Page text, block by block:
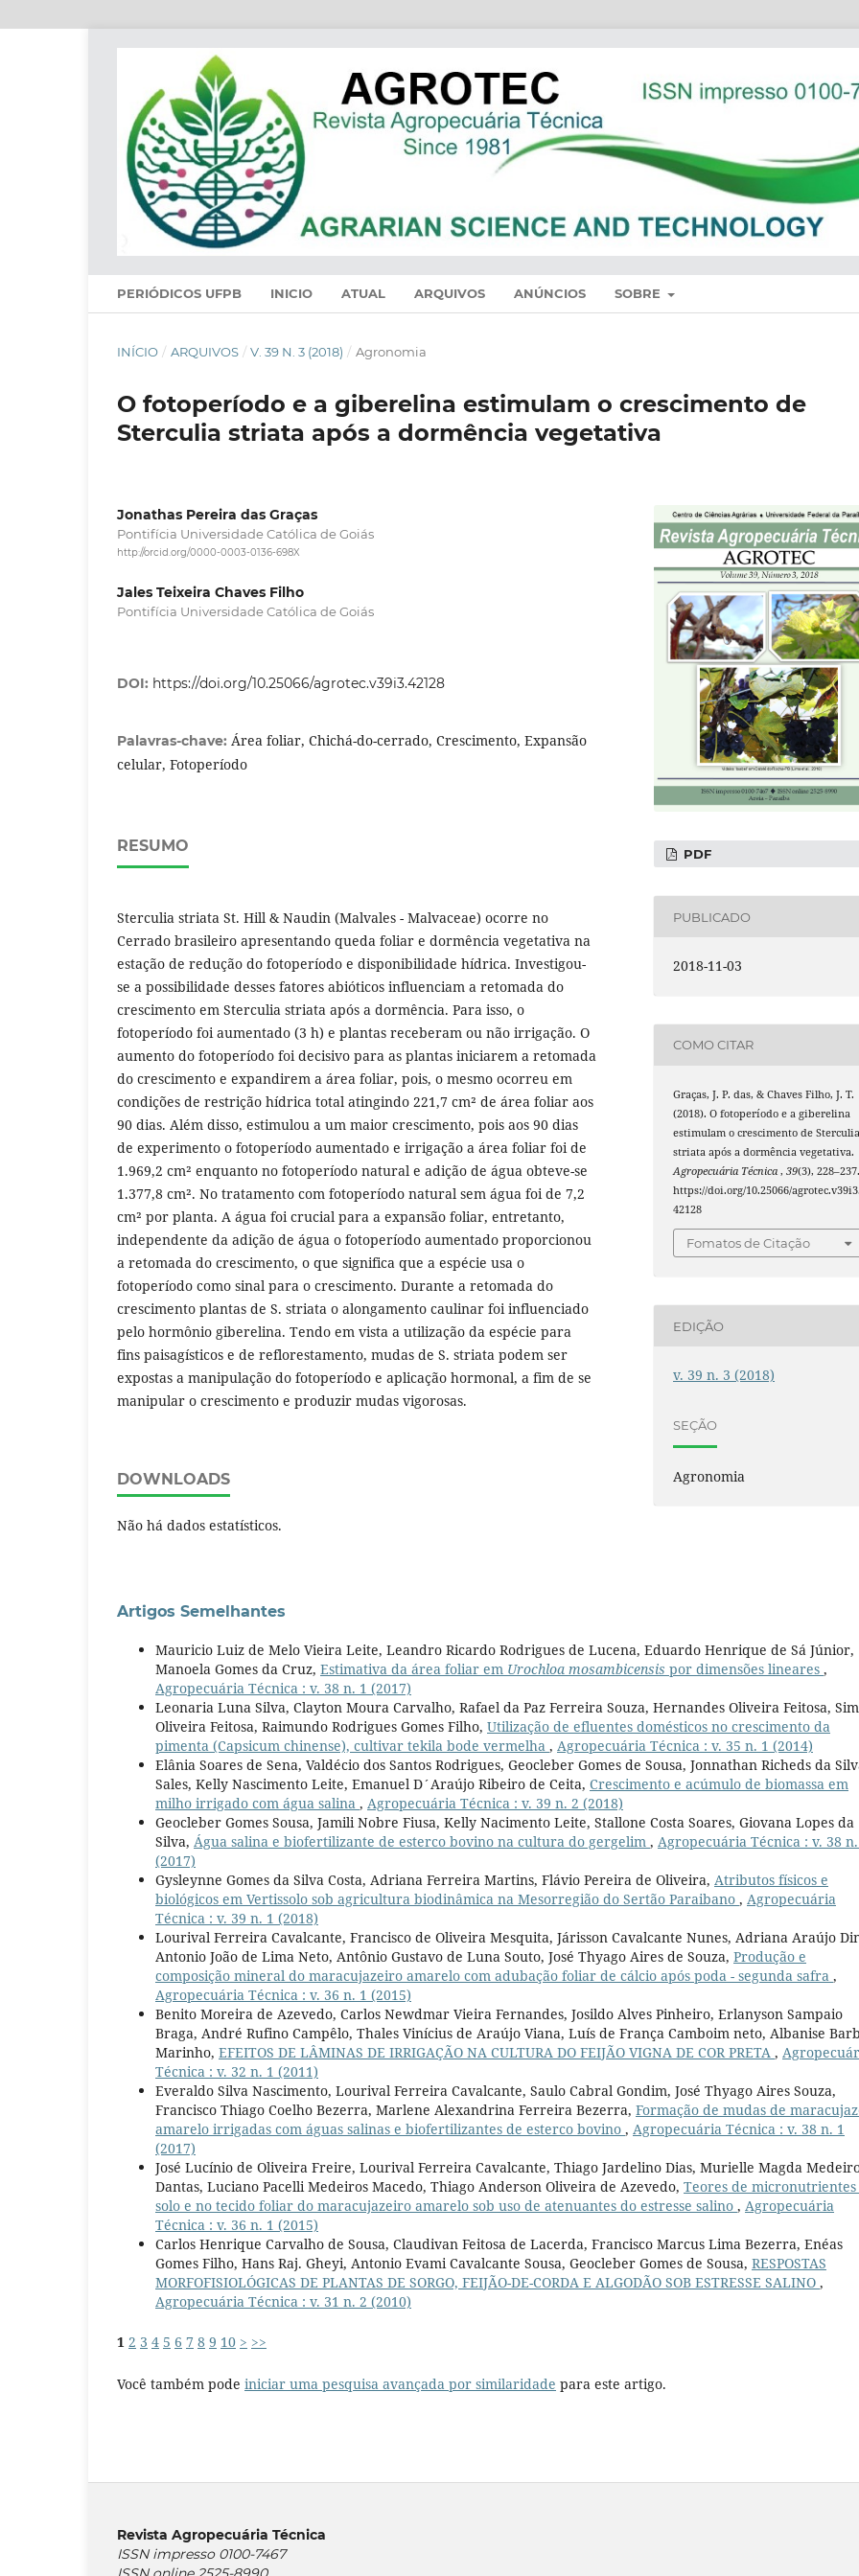
PERIÓDICOS UFPB INICIO ATUAL ARQUIVOS ANÚNCIOS SOBRE
INÍCIO / ARQUIVOS / V. 39 N. 3 (2018) / Agronomia
O fotoperíodo e a giberelina estimulam o crescimento de
Sterculia striata após a dormência vegetativa
Jonathas Pereira das Graças
Pontifícia Universidade Católica de Goiás
http://orcid.org/0000-0003-0136-698X
Jales Teixeira Chaves Filho
Pontifícia Universidade Católica de Goiás
DOI: https://doi.org/10.25066/agrotec.v39i3.42128
Palavras-chave: Área foliar, Chichá-do-cerrado, Crescimento, Expansão
celular, Fotoperíodo
RESUMO
Sterculia striata St. Hill & Naudin (Malvales - Malvaceae) ocorre no
Cerrado brasileiro apresentando queda foliar e dormência vegetativa na
estação de redução do fotoperíodo e disponibilidade hídrica. Investigou-
se a possibilidade desses fatores abióticos influenciam a retomada do
crescimento em Sterculia striata após a dormência. Para isso, o
fotoperíodo foi aumentado (3 h) e plantas receberam ou não irrigação. O
aumento do fotoperíodo foi decisivo para as plantas iniciarem a retomada
do crescimento e expandirem a área foliar, pois, o mesmo ocorreu em
condições de restrição hídrica total atingindo 221,7 cm² de área foliar aos
90 dias. Além disso, estimulou a um maior crescimento, pois aos 90 dias
de experimento o fotoperíodo aumentado e irrigação a área foliar foi de
1.969,2 cm² enquanto no fotoperíodo natural e adição de água obteve-se
1.377,8 cm². No tratamento com fotoperíodo natural sem água foi de 7,2
cm² por planta. A água foi crucial para a expansão foliar, entretanto,
independente da adição de água o fotoperíodo aumentado proporcionou
a retomada do crescimento, o que significa que a espécie usa o
fotoperíodo como sinal para o crescimento. Durante a retomada do
crescimento plantas de S. striata o alongamento caulinar foi influenciado
pelo hormônio giberelina. Tendo em vista a utilização da espécie para
fins paisagísticos e de reflorestamento, mudas de S. striata podem ser
expostas a manipulação do fotoperíodo e aplicação hormonal, a fim de se
manipular o crescimento e produzir mudas vigorosas.
DOWNLOADS
Não há dados estatísticos.
PDF
PUBLICADO
2018-11-03
COMO CITAR
Graças, J. P. das, & Chaves Filho, J. T.
(2018). O fotoperíodo e a giberelina
estimulam o crescimento de
striata após a dormência vegetativa.
Agropecuária Técnica,39(3),
https://doi.org/10.25066/
42128
Fomatos de Citação
EDIÇÃO
v. 39 n. 3 (2018)
SEÇÃO
Agronomia
Artigos Semelhantes
Mauricio Luiz de Melo Vieira Leite, Leandro Ricardo Rodrigues de Lucena, Eduardo Henrique de Sá Júnior,
Manoela Gomes da Cruz, Estimativa da área foliar em Urochloa mosambicensis por dimensões lineares ,
Agropecuária Técnica : v. 38 n. 1 (2017)
Leonaria Luna Silva, Clayton Moura Carvalho, Rafael da Paz Ferreira Souza, Hernandes Oliveira Feitosa,
Oliveira Feitosa, Raimundo Rodrigues Gomes Filho, Utilização de efluentes domésticos no crescimento da
pimenta (Capsicum chinense), cultivar tekila bode vermelha , Agropecuária Técnica : v. 35 n. 1 (2014)
Elânia Soares de Sena, Valdécio dos Santos Rodrigues, Geocleber Gomes de Sousa, Jonnathan Richeds da
Sales, Kelly Nascimento Leite, Emanuel D´Araújo Ribeiro de Ceita, Crescimento e acúmulo de biomassa em
milho irrigado com água salina , Agropecuária Técnica : v. 39 n. 2 (2018)
Geocleber Gomes Sousa, Jamili Nobre Fiusa, Kelly Nacimento Leite, Stallone Costa Soares, Giovana Lopes da
Silva, Água salina e biofertilizante de esterco bovino na cultura do gergelim , Agropecuária Técnica : v. 38
(2017)
Gysleynne Gomes da Silva Costa, Adriana Ferreira Martins, Flávio Pereira de Oliveira, Atributos físicos e
biológicos em Vertissolo sob agricultura biodinâmica na Mesorregião do Sertão Paraibano , Agropecuária
Técnica : v. 39 n. 1 (2018)
Lourival Ferreira Cavalcante, Francisco de Oliveira Mesquita, Járisson Cavalcante Nunes, Adriana Araújo
Antonio João de Lima Neto, Antônio Gustavo de Luna Souto, José Thyago Aires de Souza, Produção e
composição mineral do maracujazeiro amarelo com adubação foliar de cálcio após poda - segunda safra ,
Agropecuária Técnica : v. 36 n. 1 (2015)
Benito Moreira de Azevedo, Carlos Newdmar Vieira Fernandes, Josildo Alves Pinheiro, Erlanyson Sampaio
Braga, André Rufino Campêlo, Thales Vinícius de Araújo Viana, Luís de França Camboim neto, Albanise
Marinho, EFEITOS DE LÂMINAS DE IRRIGAÇÃO NA CULTURA DO FEIJÃO VIGNA DE COR PRETA ,
Técnica : v. 32 n. 1 (2011)
Everaldo Silva Nascimento, Lourival Ferreira Cavalcante, Saulo Cabral Gondim, José Thyago Aires Souza,
Francisco Thiago Coelho Bezerra, Marlene Alexandrina Ferreira Bezerra, Formação de mudas de
amarelo irrigadas com águas salinas e biofertilizantes de esterco bovino , Agropecuária Técnica : v. 38 n. 1
(2017)
José Lucínio de Oliveira Freire, Lourival Ferreira Cavalcante, Thiago Jardelino Dias, Murielle Magda
Dantas, Luciano Pacelli Medeiros Macedo, Thiago Anderson Oliveira de Azevedo, Teores de micronutrientes
solo e no tecido foliar do maracujazeiro amarelo sob uso de atenuantes do estresse salino , Agropecuária
Técnica : v. 36 n. 1 (2015)
Carlos Henrique Carvalho de Sousa, Claudivan Feitosa de Lacerda, Francisco Marcus Lima Bezerra, Enéas
Gomes Filho, Hans Raj. Gheyi, Antonio Evami Cavalcante Sousa, Geocleber Gomes de Sousa, RESPOSTAS
MORFOFISIOLÓGICAS DE PLANTAS DE SORGO, FEIJÃO-DE-CORDA E ALGODÃO SOB ESTRESSE SALINO ,
Agropecuária Técnica : v. 31 n. 2 (2010)
1 2 3 4 5 6 7 8 9 10 > >>
Você também pode iniciar uma pesquisa avançada por similaridade para este artigo.
Revista Agropecuária Técnica
ISSN impresso 0100-7467